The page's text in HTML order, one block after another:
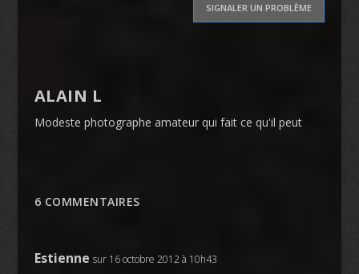
SIGNALER UN PROBLÈME
ALAIN L
Modeste photographe amateur qui fait ce qu'il peut
6 COMMENTAIRES
Estienne sur 16 octobre 2012 à 10h43